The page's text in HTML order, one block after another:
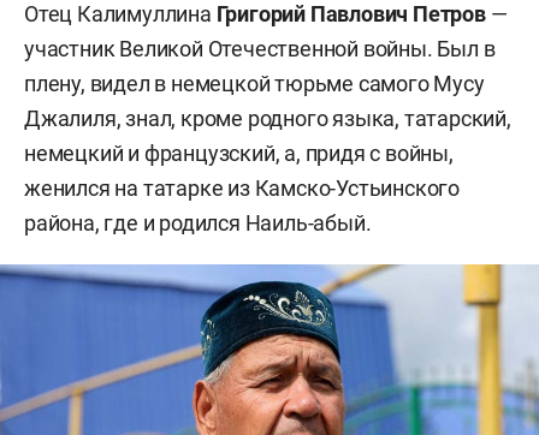
Отец Калимуллина Григорий Павлович Петров—
участник Великой Отечественной войны. Был в
плену, видел в немецкой тюрьме самого Мусу
Джалиля, знал, кроме родного языка, татарский,
немецкий и французский, а, придя с войны,
женился на татарке из Камско-Устьинского
района, где и родился Наиль-абый.